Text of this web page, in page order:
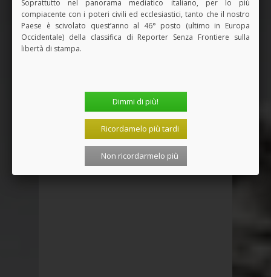
Soprattutto nel panorama mediatico italiano, per lo più
compiacente con i poteri civili ed ecclesiastici, tanto che il nostro
Paese è scivolato quest’anno al 46° posto (ultimo in Europa
Occidentale) della classifica di Reporter Senza Frontiere sulla
libertà di stampa.
Dimmi di più!
Ricordamelo più tardi
Non ricordarmelo più